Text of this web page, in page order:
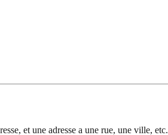
et une adresse a une rue, une ville, etc.